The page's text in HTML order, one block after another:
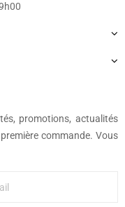
promotions, actualités
commande. Vous